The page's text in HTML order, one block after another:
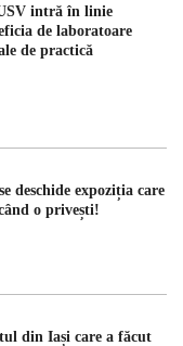
intră în linie
de laboratoare
de practică
deschide expoziția care
o privești!
din Iași care a făcut